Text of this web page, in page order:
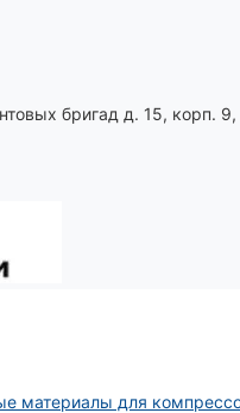
бригад д. 15, корп.
материалы для